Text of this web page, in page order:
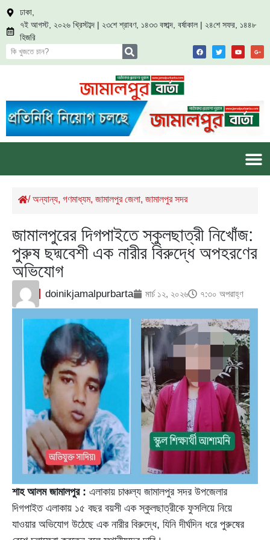
ঢাকা,
৭ই আগস্ট, ২০২৬ খ্রিস্টাব্দ | ২৩শে শ্রাবণ, ১৪৩৩ বঙ্গাব্দ, বর্ষাকাল | ২৪শে সফর, ১৪৪৮
হিজরি
/অন্যান্য, গণমাধ্যম, জামালপুর জেলা, জামালপুর সদর
জামালপুরের দিগপাইতে স্কুলছাত্রী নিখোঁজ:
পুরুষ ছদ্মবেশী এক নারীর বিরুদ্ধে অপহরণের
অভিযোগ
doinikjamalpurbarta মার্চ ১২, ২০২৬ ৭:৩০ অপরাহ্ণ
শাহ আলম জামালপুর : এলাকায় চাঞ্চল্য জামালপুর সদর উপজেলার
দিগপাইত এলাকায় ১৫ বছর বয়সী এক স্কুলছাত্রীকে ফুসলিয়ে নিয়ে
যাওয়ার অভিযোগ উঠেছে এক নারীর বিরুদ্ধে, যিনি দীর্ঘদিন ধরে পুরুষের